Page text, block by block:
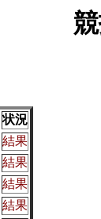
状況
結果
結果
結果
結果